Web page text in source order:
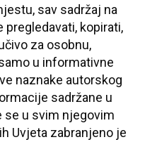
sav sadržaj na
kopirati,
za osobnu,
u informativne
naznake autorskog
sadržane u
se u svim njegovim
Uvjeta zabranjeno je